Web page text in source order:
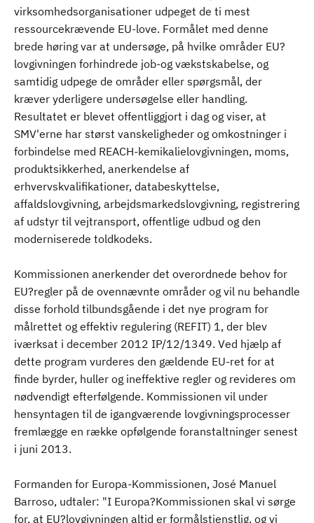
virksomhedsorganisationer udpeget de ti mest
ressourcekrævende EU-love. Formålet med denne
brede høring var at undersøge, på hvilke områder EU?
lovgivningen forhindrede job-og vækstskabelse, og
samtidig udpege de områder eller spørgsmål, der
kræver yderligere undersøgelse eller handling.
Resultatet er blevet offentliggjort i dag og viser, at
SMV'erne har størst vanskeligheder og omkostninger i
forbindelse med REACH-kemikalielovgivningen, moms,
produktsikkerhed, anerkendelse af
erhvervskvalifikationer, databeskyttelse,
affaldslovgivning, arbejdsmarkedslovgivning, registrering
af udstyr til vejtransport, offentlige udbud og den
moderniserede toldkodeks.
Kommissionen anerkender det overordnede behov for
EU?regler på de ovennævnte områder og vil nu behandle
disse forhold tilbundsgående i det nye program for
målrettet og effektiv regulering (REFIT) 1, der blev
iværksat i december 2012 IP/12/1349. Ved hjælp af
dette program vurderes den gældende EU-ret for at
finde byrder, huller og ineffektive regler og revideres om
nødvendigt efterfølgende. Kommissionen vil under
hensyntagen til de igangværende lovgivningsprocesser
fremlægge en række opfølgende foranstaltninger senest
i juni 2013.
Formanden for Europa-Kommissionen, José Manuel
Barroso, udtaler: "I Europa?Kommissionen skal vi sørge
for, at EU?lovgivningen altid er formålstjenstlig, og vi